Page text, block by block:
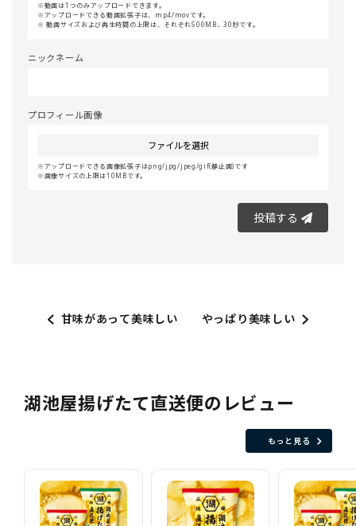
動画は1つのみアップロードできます。
アップロードできる動画拡張子は、mp4/movです。
動画サイズおよび再生時間の上限は、それぞれ500MB、30秒です。
ニックネーム
プロフィール画像
ファイルを選択
アップロードできる画像拡張子はpng/jpg/jpeg/gif(静止画)です
画像サイズの上限は10MBです。
投稿する
甘味があって美味しい やっぱり美味しい
湖池屋揚げたて直送便のレビュー
もっと見る